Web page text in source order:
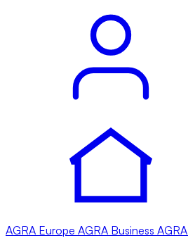
AGRA Europe AGRA Business AGRA